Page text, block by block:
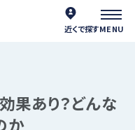
近くで探す
果あり？どんな
か